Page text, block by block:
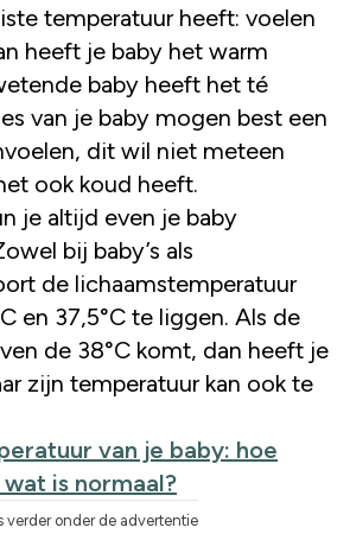
temperatuur heeft: voelen
heeft je baby het warm
baby heeft het té
van je baby mogen best een
dit wil niet meteen
ook koud heeft.
je altijd even je baby
bij baby’s als
de lichaamstemperatuur
en 37,5°C te liggen. Als de
de 38°C komt, dan heeft je
zijn temperatuur kan ook te
van je baby: hoe
is normaal?
verder onder de advertentie